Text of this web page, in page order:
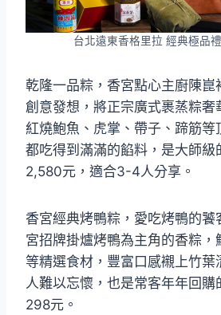
台北遠東香格里拉 經典極品
乾隆一品粽，香宮點心主廚陳崑
創意發想，將正宗廣式裹蒸粽奢
紅燒鮑魚、虎掌、帶子、蹄筋等
都吃得到滿滿的餡料，是大師級
2,580元，適合3-4人分享。
香宮經典烤鴨粽，愛吃烤鴨的饕
宮招牌掛爐烤鴨為主角的香粽，
等精選食材，豐富口感襯上竹葉
人難以忘懷，也是常客年年回購
298元。